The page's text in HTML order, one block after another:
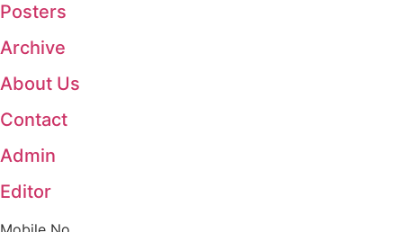
Posters
Archive
About Us
Contact
Admin
Editor